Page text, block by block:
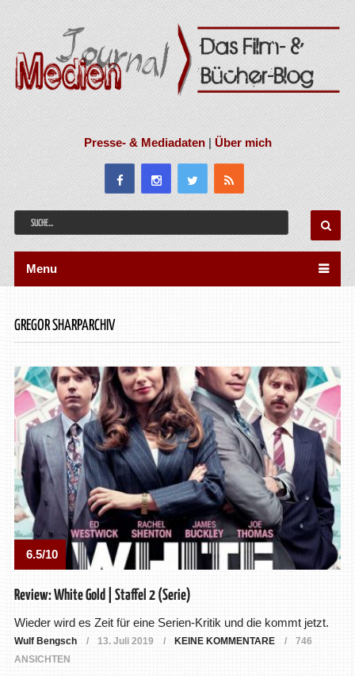
Presse- & Mediadaten|Über mich
Menu
GREGOR SHARPARCHIV
6.5/10
Review: White Gold | Staffel 2 (Serie)
Wieder wird es Zeit für eine Serien-Kritik und die kommt jetzt.
Wulf Bengsch 13. Juli 2019 KEINE KOMMENTARE
746
ANSICHTEN